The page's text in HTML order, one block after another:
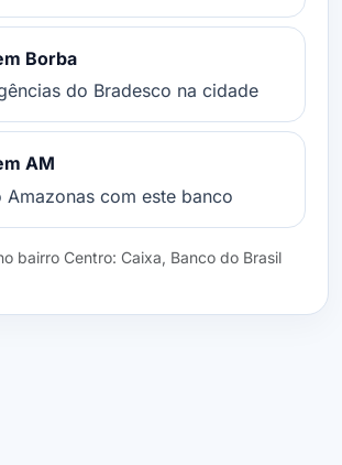
Borba
do Bradesco na cidade
AM
Amazonas com este banco
bairro Centro: Caixa, Banco do Brasil